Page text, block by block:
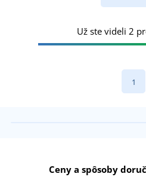
Už ste videli 2
1
Ceny a spôsoby